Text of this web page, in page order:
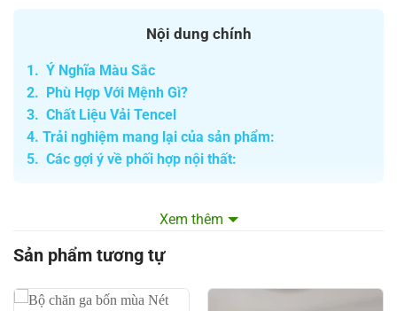
Nội dung chính
1. Ý Nghĩa Màu Sắc
2. Phù Hợp Với Mệnh Gì?
3. Chất Liệu Vải Tencel
4. Trải nghiệm mang lại của sản phẩm:
5. Các gợi ý về phối hợp nội thất:
đến cảm giác bình yên, thư giãn, giúp không gian phòng
ngủ trở nên thoáng đãng và rộng rãi hơn. Đây là màu sắc
do, bình yên và tĩnh lặng.
Xem thêm
Sản phẩm tương tự